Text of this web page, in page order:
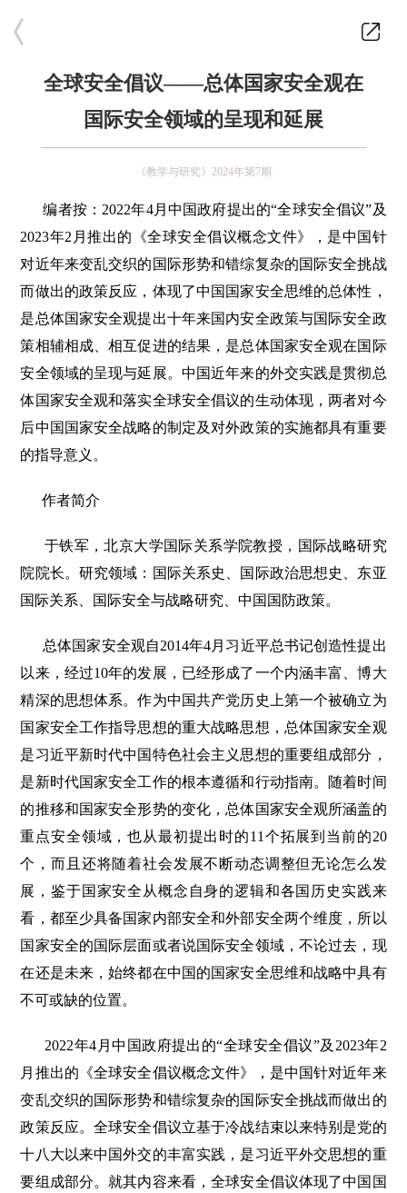
全球安全倡议——总体国家安全观在
国际安全领域的呈现和延展
《教学与研究》2024年第7期
编者按：2022年4月中国政府提出的“全球安全倡议”及
2023年2月推出的《全球安全倡议概念文件》，是中国针
对近年来变乱交织的国际形势和错综复杂的国际安全挑战
而做出的政策反应，体现了中国国家安全思维的总体性，
是总体国家安全观提出十年来国内安全政策与国际安全政
策相辅相成、相互促进的结果，是总体国家安全观在国际
安全领域的呈现与延展。中国近年来的外交实践是贯彻总
体国家安全观和落实全球安全倡议的生动体现，两者对今
后中国国家安全战略的制定及对外政策的实施都具有重要
的指导意义。
作者简介
于铁军，北京大学国际关系学院教授，国际战略研究
院院长。研究领域：国际关系史、国际政治思想史、东亚
国际关系、国际安全与战略研究、中国国防政策。
总体国家安全观自2014年4月习近平总书记创造性提出
以来，经过10年的发展，已经形成了一个内涵丰富、博大
精深的思想体系。作为中国共产党历史上第一个被确立为
国家安全工作指导思想的重大战略思想，总体国家安全观
是习近平新时代中国特色社会主义思想的重要组成部分，
是新时代国家安全工作的根本遵循和行动指南。随着时间
的推移和国家安全形势的变化，总体国家安全观所涵盖的
重点安全领域，也从最初提出时的11个拓展到当前的20
个，而且还将随着社会发展不断动态调整但无论怎么发
展，鉴于国家安全从概念自身的逻辑和各国历史实践来
看，都至少具备国家内部安全和外部安全两个维度，所以
国家安全的国际层面或者说国际安全领域，不论过去，现
在还是未来，始终都在中国的国家安全思维和战略中具有
不可或缺的位置。
2022年4月中国政府提出的“全球安全倡议”及2023年2
月推出的《全球安全倡议概念文件》，是中国针对近年来
变乱交织的国际形势和错综复杂的国际安全挑战而做出的
政策反应。全球安全倡议立基于冷战结束以来特别是党的
十八大以来中国外交的丰富实践，是习近平外交思想的重
要组成部分。就其内容来看，全球安全倡议体现了中国国